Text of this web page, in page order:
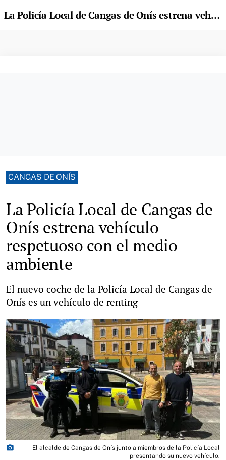
La Policía Local de Cangas de Onís estrena vehículo respetuoso con el medio ambiente
CANGAS DE ONÍS
La Policía Local de Cangas de
Onís estrena vehículo
respetuoso con el medio
ambiente
El nuevo coche de la Policía Local de Cangas de
Onís es un vehículo de renting
photo_camera
El alcalde de Cangas de Onís junto a miembros de la Policía Local
presentando su nuevo vehículo.